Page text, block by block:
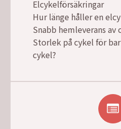
Elcykelförsäkringar
Hur länge håller en
Snabb hemleverans av
Storlek på cykel för
cykel?